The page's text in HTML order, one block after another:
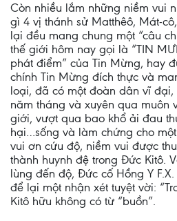
Còn nhiều lắm những niềm vui
gì 4 vị thánh sử Matthêô, Mát-
lại đều mang chung một “câu
thế giới hôm nay gọi là “TIN
phát điểm” của Tin Mừng, hay
chính Tin Mừng đích thực và
loại, đã có một đoàn dân vĩ
năm tháng và xuyên qua muôn
giới, vượt qua bao khổ ải đau
hại…sống và làm chứng cho
vui ơn cứu độ, niềm vui được
thành huynh đệ trong Đức Kitô.
lùng đến độ, Đức cố Hồng Y
để lại một nhận xét tuyệt vời:
Kitô hữu không có từ “buồn”.